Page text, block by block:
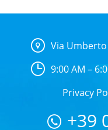
Via Umberto
9:00 AM –
Privacy
+39